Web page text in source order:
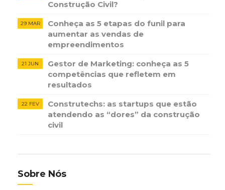
Construção Civil?
29 MAR
Conheça as 5 etapas do funil para
aumentar as vendas de
empreendimentos
21 JUN
Gestor de Marketing: conheça as 5
competências que refletem em
resultados
22 FEV
Construtechs: as startups que estão
atendendo as “dores” da construção
civil
Sobre Nós